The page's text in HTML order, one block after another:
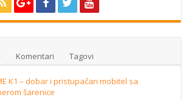
Komentari Tagovi
K1 – dobar i pristupačan mobitel sa
šarenice